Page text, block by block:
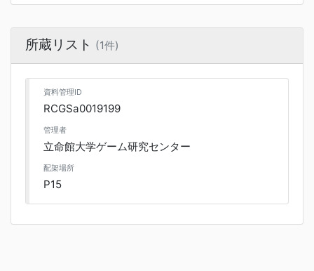
所蔵リスト (1件)
資料管理ID
RCGSa0019199
管理者
立命館大学ゲーム研究センター
配架場所
P15